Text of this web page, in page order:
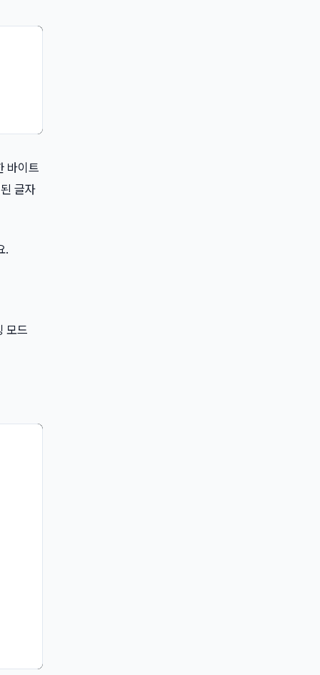
바이트
글자
.
모드